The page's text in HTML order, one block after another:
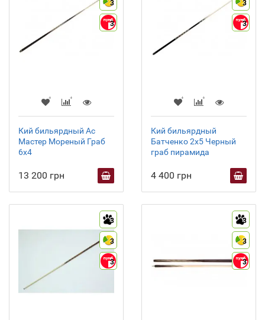
3
3
Кий бильярдный Ас
Мастер Мореный Граб
6х4
13 200 грн
3
3
Кий бильярдный
Батченко 2х5 Черный
граб пирамида
4 400 грн
3
3
3
3
3
3